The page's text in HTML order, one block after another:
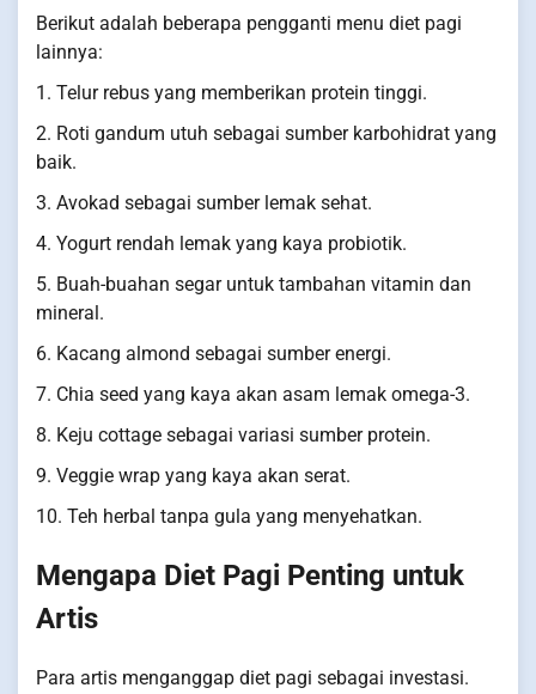
Berikut adalah beberapa pengganti menu diet pagi
lainnya:
1. Telur rebus yang memberikan protein tinggi.
2. Roti gandum utuh sebagai sumber karbohidrat yang
baik.
3. Avokad sebagai sumber lemak sehat.
4. Yogurt rendah lemak yang kaya probiotik.
5. Buah-buahan segar untuk tambahan vitamin dan
mineral.
6. Kacang almond sebagai sumber energi.
7. Chia seed yang kaya akan asam lemak omega-3.
8. Keju cottage sebagai variasi sumber protein.
9. Veggie wrap yang kaya akan serat.
10. Teh herbal tanpa gula yang menyehatkan.
Mengapa Diet Pagi Penting untuk
Artis
Para artis menganggap diet pagi sebagai investasi.